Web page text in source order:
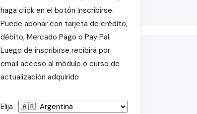
haga click en el botón Inscribirse.
Puede abonar con tarjeta de crédito,
débito, Mercado Pago o Pay Pal
Luego de inscribirse recibirá por
email acceso al módulo o curso de
actualización adquirido
Elija